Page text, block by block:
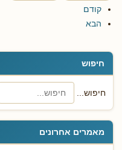
חיפוש
חיפוש...
מאמרים אחרונים
קודם
הבא